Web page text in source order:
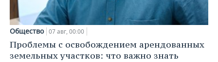
Общество 07 авг, 00:00
Проблемы с освобождением арендованных
земельных участков: что важно знать